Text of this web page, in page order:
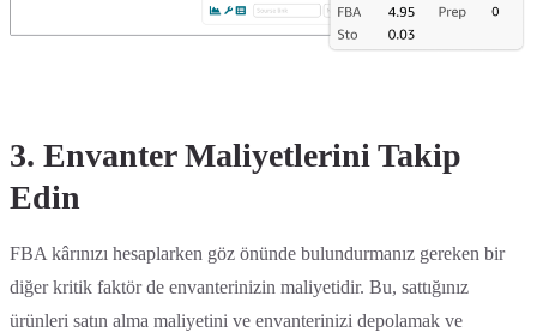
3. Envanter Maliyetlerini Takip
Edin
FBA kârınızı hesaplarken göz önünde bulundurmanız gereken bir
diğer kritik faktör de envanterinizin maliyetidir. Bu, sattığınız
ürünleri satın alma maliyetini ve envanterinizi depolamak ve